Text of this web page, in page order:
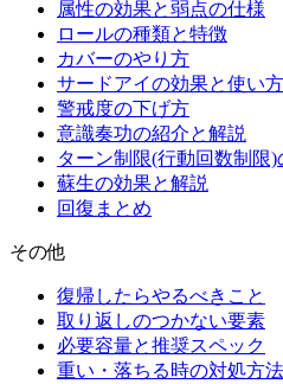
属性の効果と弱点の仕様
ロールの種類と特徴
カバーのやり方
サードアイの効果と使い方
警戒度の下げ方
意識奏功の紹介と解説
ターン制限(行動回数制限)
蘇生の効果と解説
回復まとめ
その他
復帰したらやるべきこと
取り返しのつかない要素
必要容量と推奨スペック
重い・落ちる時の対処方法